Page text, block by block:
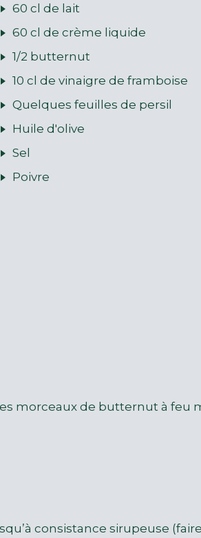
60 cl de lait
60 cl de crème liquide
1/2 butternut
10 cl de vinaigre de framboise
Quelques feuilles de persil
Huile d'olive
Sel
Poivre
morceaux de butternut à feu
consistance sirupeuse